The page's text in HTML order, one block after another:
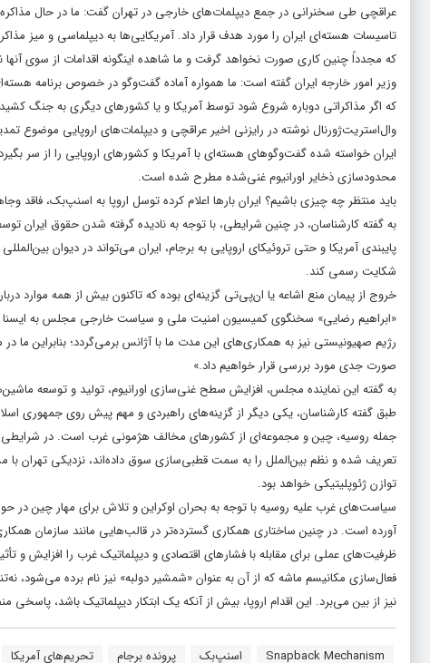
عراقچی طی سخنرانی در جمع دیپلمات‌های خارجی در تهران گفت: ما در حال مذاکره
تاسیسات هسته‌ای ایران را مورد هدف قرار داد. آمریکایی‌ها به دیپلماسی و میز
که مجدداً چنین کاری صورت نخواهد گرفت و ما شاهده اینگونه اقدامات از سوی آنها
وزیر امور خارجه ایران گفته است: ما همواره آماده گفت‌وگو در خصوص برنامه
که اگر مذاکراتی دوباره شروع شود توسط آمریکا و یا کشورهای دیگری به جنگ
وال‌استریت‌ژورنال نوشته در رایزنی اخیر عراقچی و دیپلمات‌های اروپایی موضوع
ایران خواسته شده گفت‌وگوهای هسته‌ای با آمریکا و کشورهای اروپایی را از سر
محدودسازی ذخایر اورانیوم غنی‌شده مطرح شده است.
باید منتظر چه چیزی باشیم؟ ایران بارها اعلام کرده توسل اروپا به اسنپ‌بک، فاقد
به گفته کارشناسان، در چنین شرایطی، با توجه به نادیده گرفته شدن حقوق ایران
پایبندی آمریکا و حتی تروئیکای اروپایی به برجام، ایران می‌تواند در دیوان
شکایت رسمی کند.
خروج از پیمان منع اشاعه یا ان‌پی‌تی گزینه‌ای بوده که تاکنون بیش از همه موارد
«ابراهیم رضایی» سخنگوی کمیسیون امنیت ملی و سیاست خارجی مجلس به ایسنا
رژیم صهیونیستی نیز به همکاری‌های این مدت ما با آژانس برمی‌گردد؛ بنابراین
صورت جدی مورد بررسی قرار خواهیم داد.»
به گفته این نماینده مجلس، افزایش سطح غنی‌سازی اورانیوم، تولید و توسعه
طبق گفته کارشناسان، یکی دیگر از گزینه‌های راهبردی و مهم پیش روی جمهوری
جمله روسیه، چین و مجموعه‌ای از کشورهای مخالف هژمونی غرب است. در شرایطی
تعریف شده و نظم بین‌الملل را به سمت قطبی‌سازی سوق داده‌اند، نزدیکی تهران
توازن ژئوپلیتیکی خواهد بود.
سیاست‌های غرب علیه روسیه با توجه به بحران اوکراین و تلاش برای مهار چین در
آورده است. در چنین ساختاری همکاری گسترده‌تر در قالب‌هایی مانند سازمان
ظرفیت‌های عملی برای مقابله با فشارهای اقتصادی و دیپلماتیک غرب را افزایش و
فعال‌سازی مکانیسم ماشه که از آن به عنوان «شمشیر دولبه» نیز نام برده می‌شود،
نیز از بین می‌برد. این اقدام اروپا، بیش از آنکه یک ابتکار دیپلماتیک باشد، پاسخی
Snapback Mechanism اسنپ‌بک پرونده برجام تحریم‌های آمریکا